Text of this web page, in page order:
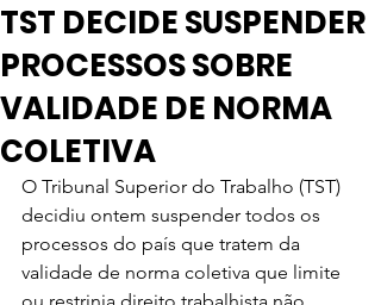
TST DECIDE SUSPENDER
PROCESSOS SOBRE
VALIDADE DE NORMA
COLETIVA
O Tribunal Superior do Trabalho (TST)
decidiu ontem suspender todos os
processos do país que tratem da
validade de norma coletiva que limite